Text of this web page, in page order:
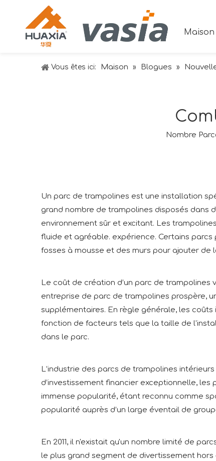
Maison
Vous êtes ici: Maison » Blogues »
Nombre
Un parc de trampolines est une installation
grand nombre de trampolines disposés dans
environnement sûr et excitant. Les
fluide et agréable. expérience. Certains
fosses à mousse et des murs pour ajouter de
Le coût de création d’un parc de
entreprise de parc de trampolines prospère,
supplémentaires. En règle générale, les coûts
fonction de facteurs tels que la taille de
dans le parc.
L’industrie des parcs de trampolines
d’investissement financier exceptionnelle,
immense popularité, étant reconnu comme
popularité auprès d’un large éventail de
En 2011, il n'existait qu'un nombre limité de
le plus grand segment de divertissement